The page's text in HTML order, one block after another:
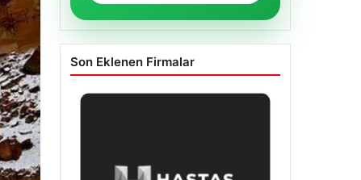
Son Eklenen Firmalar